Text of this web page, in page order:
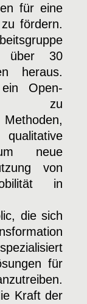
für eine
fördern.
über 30
heraus.
Open-
zu
neue
von
in
die sich
für
Kraft der